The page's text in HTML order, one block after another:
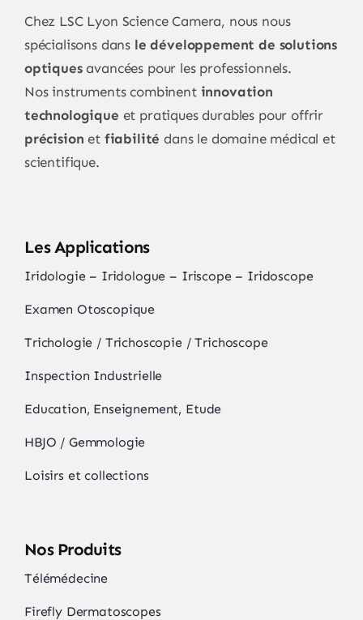
Chez LSC Lyon Science Camera, nous nous
spécialisons dans le développement de solutions
optiquesavancées pour les professionnels.
Nos instruments combinent innovation
technologique et pratiques durables pour offrir
précision et fiabilité dans le domaine médical et
scientifique.
Les Applications
Iridologie – Iridologue – Iriscope – Iridoscope
Examen Otoscopique
Trichologie / Trichoscopie / Trichoscope
Inspection Industrielle
Education, Enseignement, Etude
HBJO / Gemmologie
Loisirs et collections
Nos Produits
Télémédecine
Firefly Dermatoscopes